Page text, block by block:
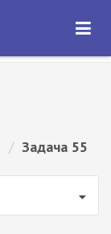
ОТКРЫТЬ
/ Задача 55